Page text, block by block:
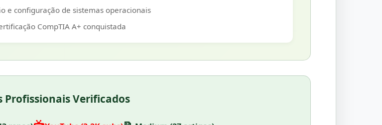
e configuração de sistemas operacionais
CompTIA A+ conquistada
Profissionais Verificados